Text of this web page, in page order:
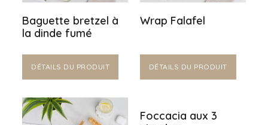
Baguette bretzel à
la dinde fumé
DÉTAILS DU PRODUIT
Wrap Falafel
DÉTAILS DU PRODUIT
Foccacia aux 3